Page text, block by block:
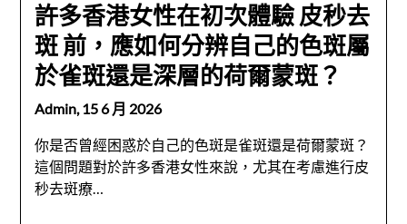
許多香港女性在初次體驗 皮秒去
斑 前，應如何分辨自己的色斑屬
於雀斑還是深層的荷爾蒙斑？
Admin,15 6 月 2026
你是否曾經困惑於自己的色斑是雀斑還是荷爾蒙斑？
這個問題對於許多香港女性來說，尤其在考慮進行皮
秒去斑療…